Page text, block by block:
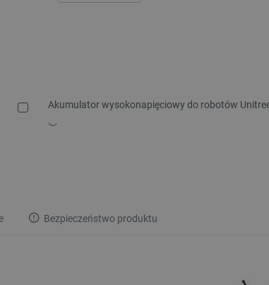
Akumulator wysokonapięciowy do robotów
Bezpieczeństwo produktu